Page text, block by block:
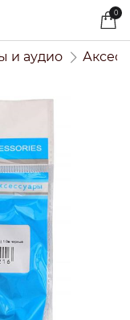
0
и аудио